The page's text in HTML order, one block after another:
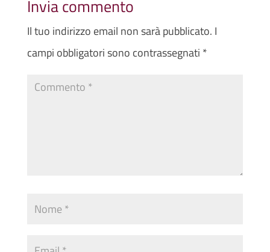
Invia commento
Il tuo indirizzo email non sarà pubblicato. I
campi obbligatori sono contrassegnati *